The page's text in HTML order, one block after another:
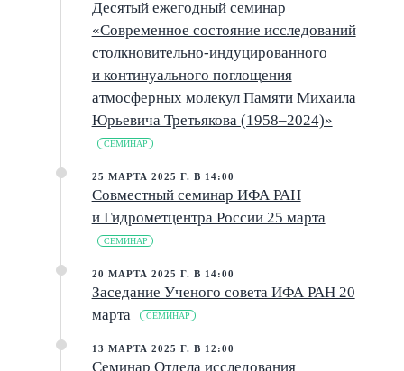
Десятый ежегодный семинар
«Современное состояние исследований
столкновительно-индуцированного
и континуального поглощения
атмосферных молекул Памяти Михаила
Юрьевича Третьякова (1958–2024)»
СЕМИНАР
25 МАРТА 2025 Г. В 14:00
Совместный семинар ИФА РАН
и Гидрометцентра России 25 марта
СЕМИНАР
20 МАРТА 2025 Г. В 14:00
Заседание Ученого совета ИФА РАН 20
марта
СЕМИНАР
13 МАРТА 2025 Г. В 12:00
Семинар Отдела исследования